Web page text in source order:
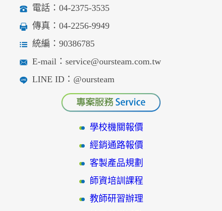
電話：04-2375-3535
傳真：04-2256-9949
統編：90386785
E-mail：service@oursteam.com.tw
LINE ID：@oursteam
學校機關報價
經銷通路報價
客製產品規劃
師資培訓課程
教師研習辦理